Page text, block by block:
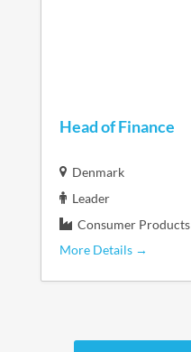
Head of Finance
Denmark
Leader
Consumer Products
More Details